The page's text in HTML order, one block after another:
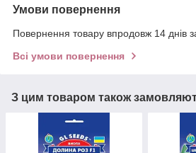
Умови повернення
Повернення товару впродовж 14 днів
Всі умови повернення
З цим товаром також